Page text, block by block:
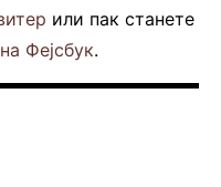
или пак станете
Фејсбук.